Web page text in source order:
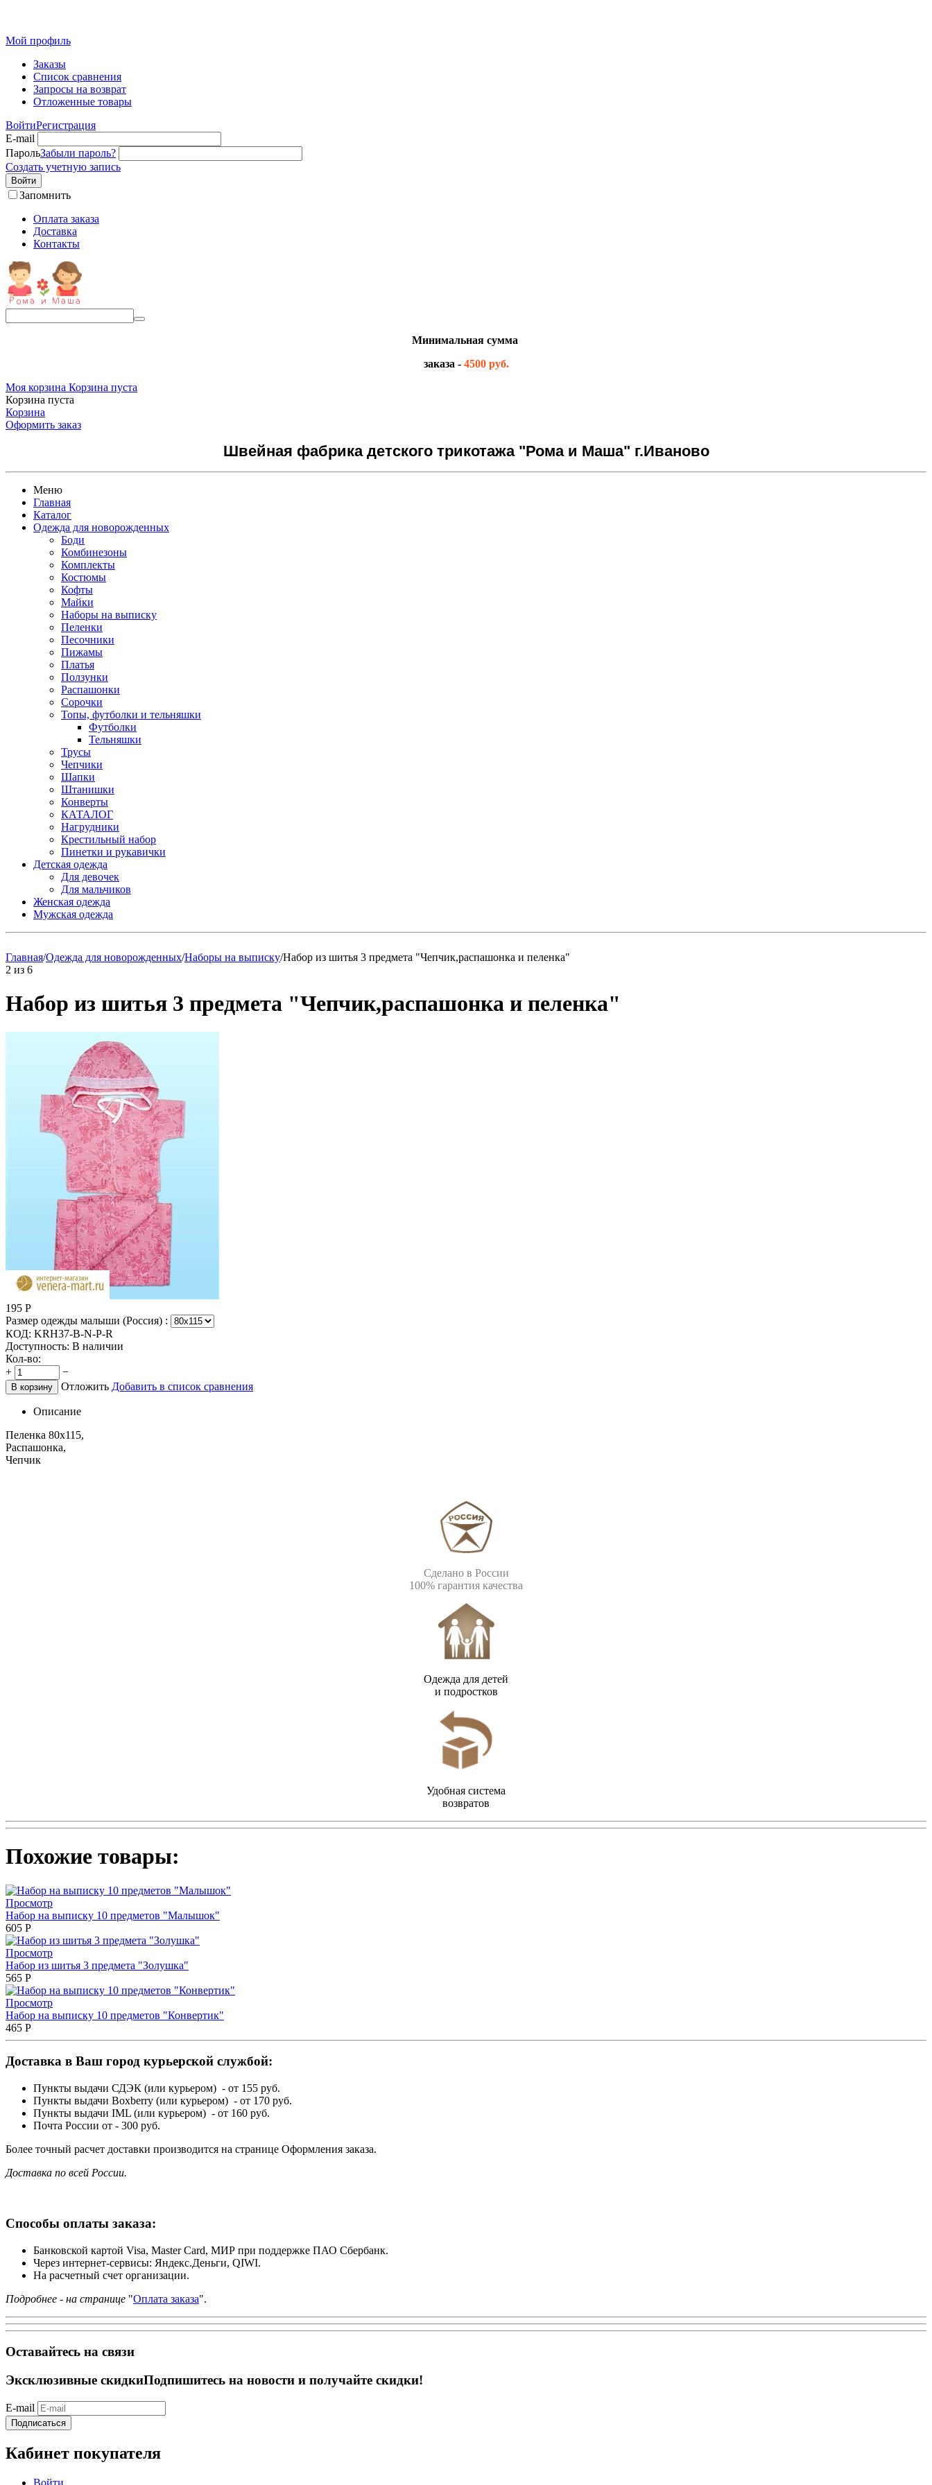
Мой профиль
Заказы
Список сравнения
Запросы на возврат
Отложенные товары
ВойтиРегистрация
E-mail
ПарольЗабыли пароль?
Создать учетную запись
Войти
Запомнить
Оплата заказа
Доставка
Контакты
Минимальная сумма
заказа - 4500 руб.
Моя корзина Корзина пуста
Корзина пуста
Корзина
Оформить заказ
Швейная фабрика детского трикотажа "Рома и Маша" г.Иваново
Меню
Главная
Каталог
Одежда для новорожденных
Боди
Комбинезоны
Комплекты
Костюмы
Кофты
Майки
Наборы на выписку
Пеленки
Песочники
Пижамы
Платья
Ползунки
Распашонки
Сорочки
Топы, футболки и тельняшки
Футболки
Тельняшки
Трусы
Чепчики
Шапки
Штанишки
Конверты
КАТАЛОГ
Нагрудники
Крестильный набор
Пинетки и рукавички
Детская одежда
Для девочек
Для мальчиков
Женская одежда
Мужская одежда
Главная/Одежда для новорожденных/Наборы на выписку/Набор из шитья 3 предмета "Чепчик,распашонка и пеленка"
2 из 6
Набор из шитья 3 предмета "Чепчик,распашонка и пеленка"
195 Р
Размер одежды малыши (Россия) :
КОД: KRH37-B-N-P-R
Доступность: В наличии
Кол-во:
+
−
В корзину Отложить Добавить в список сравнения
Описание
Пеленка 80х115,
Распашонка,
Чепчик
Сделано в России
100% гарантия качества
Одежда для детей
и подростков
Удобная система
возвратов
Похожие товары:
Просмотр
Набор на выписку 10 предметов "Малышок"
605 Р
Просмотр
Набор из шитья 3 предмета "Золушка"
565 Р
Просмотр
Набор на выписку 10 предметов "Конвертик"
465 Р
Доставка в Ваш город курьерской службой:
Пункты выдачи СДЭК (или курьером) - от 155 руб.
Пункты выдачи Boxberry (или курьером) - от 170 руб.
Пункты выдачи IML (или курьером) - от 160 руб.
Почта России от - 300 руб.
Более точный расчет доставки производится на странице Оформления заказа.
Доставка по всей России.
Способы оплаты заказа:
Банковской картой Visa, Master Card, МИР при поддержке ПАО Сбербанк.
Через интернет-сервисы: Яндекс.Деньги, QIWI.
На расчетный счет организации.
Подробнее - на странице "Оплата заказа".
Оставайтесь на связи
Эксклюзивные скидкиПодпишитесь на новости и получайте скидки!
E-mail
Подписаться
Кабинет покупателя
Войти